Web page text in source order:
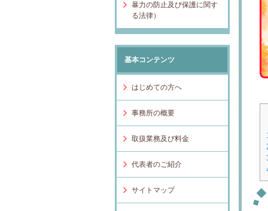
暴力の防止及び保護に関す
る法律）
基本コンテンツ
はじめての方へ
事務所の概要
取扱業務及び料金
代表者のご紹介
サイトマップ